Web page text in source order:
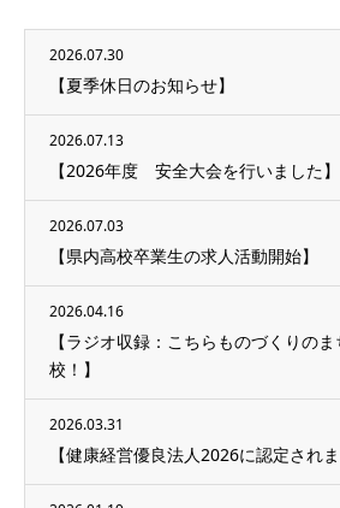
2026.07.30
【夏季休日のお知らせ】
2026.07.13
【2026年度 安全大会を行いました】
2026.07.03
【県内高校卒業生の求人活動開始】
2026.04.16
【ラジオ収録：こちらものづくりの
校！】
2026.03.31
【健康経営優良法人2026に認定されま